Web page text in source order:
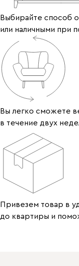
Выбирайте способ
или наличными при
Вы легко сможете
в течение двух
Привезем товар в
до квартиры и